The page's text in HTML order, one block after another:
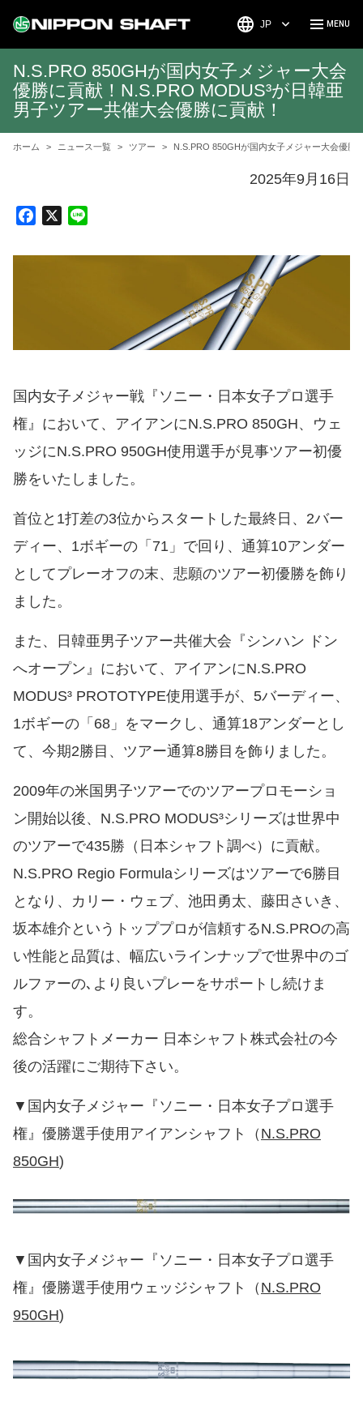
JP
N.S.PRO 850GHが国内女子メジャー大会
優勝に貢献！N.S.PRO MODUS³が日韓亜
男子ツアー共催大会優勝に貢献！
ホーム ニュース一覧 ツアー N.S.PRO 850GHが国内女子メジャー大会優勝
2025年9月16日
c
k
n
国内女子メジャー戦『ソニー・日本女子プロ選手
権』において、アイアンにN.S.PRO 850GH、ウェ
ッジにN.S.PRO 950GH使用選手が見事ツアー初優
勝をいたしました。
首位と1打差の3位からスタートした最終日、2バー
ディー、1ボギーの「71」で回り、通算10アンダー
としてプレーオフの末、悲願のツアー初優勝を飾り
ました。
また、日韓亜男子ツアー共催大会『シンハン ドン
へオープン』において、アイアンにN.S.PRO
MODUS³ PROTOTYPE使用選手が、5バーディー、
1ボギーの「68」をマークし、通算18アンダーとし
て、今期2勝目、ツアー通算8勝目を飾りました。
2009年の米国男子ツアーでのツアープロモーショ
ン開始以後、N.S.PRO MODUS³シリーズは世界中
のツアーで435勝（日本シャフト調べ）に貢献。
N.S.PRO Regio Formulaシリーズはツアーで6勝目
となり、カリー・ウェブ、池田勇太、藤田さいき、
坂本雄介というトッププロが信頼するN.S.PROの高
い性能と品質は、幅広いラインナップで世界中のゴ
ルファーの､より良いプレーをサポートし続けま
す。
総合シャフトメーカー 日本シャフト株式会社の今
後の活躍にご期待下さい。
▼国内女子メジャー『ソニー・日本女子プロ選手
権』優勝選手使用アイアンシャフト（ N.S.PRO
850GH)
▼国内女子メジャー『ソニー・日本女子プロ選手
権』優勝選手使用ウェッジシャフト（ N.S.PRO
950GH)